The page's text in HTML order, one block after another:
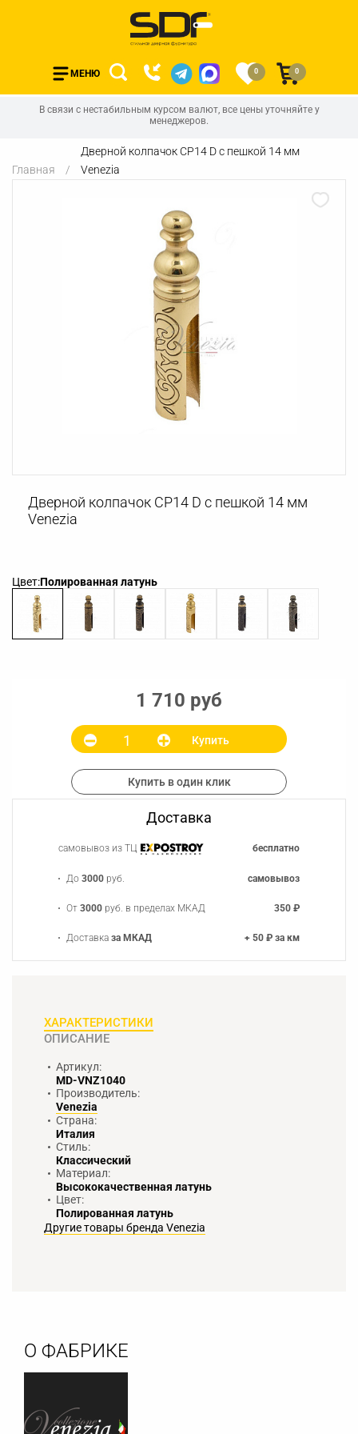
МЕНЮ 0 0
В связи с нестабильным курсом валют, все цены уточняйте у
менеджеров.
Главная
Дверной колпачок CP14 D с пешкой 14 мм
Venezia
Дверной колпачок CP14 D с пешкой 14 мм
Venezia
Цвет:Полированная латунь
1 710 руб
Купить
Купить в один клик
Доставка
самовывоз из ТЦ бесплатно
До3000 руб. самовывоз
От3000 руб. в пределах МКАД 350 ₽
Доставказа МКАД + 50 ₽ за км
ХАРАКТЕРИСТИКИ
ОПИСАНИЕ
Артикул:
MD-VNZ1040
Производитель:
Venezia
Страна:
Италия
Стиль:
Классический
Материал:
Высококачественная латунь
Цвет:
Полированная латунь
Другие товары бренда Venezia
О ФАБРИКЕ